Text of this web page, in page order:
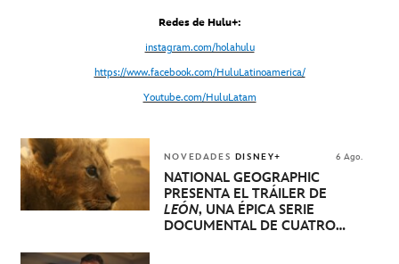
Redes de Hulu+:
instagram.com/holahulu
https://www.facebook.com/HuluLatinoamerica/
Youtube.com/HuluLatam
NOVEDADES DISNEY+ 6 Ago.
NATIONAL GEOGRAPHIC
PRESENTA EL TRÁILER DE
LEÓN, UNA ÉPICA SERIE
DOCUMENTAL DE CUATRO